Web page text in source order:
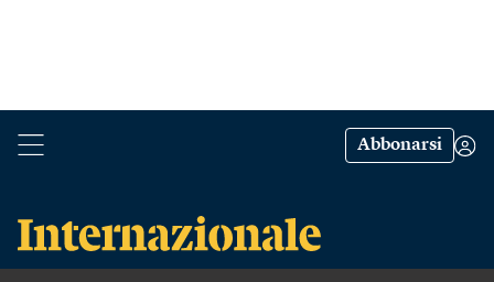
Abbonarsi